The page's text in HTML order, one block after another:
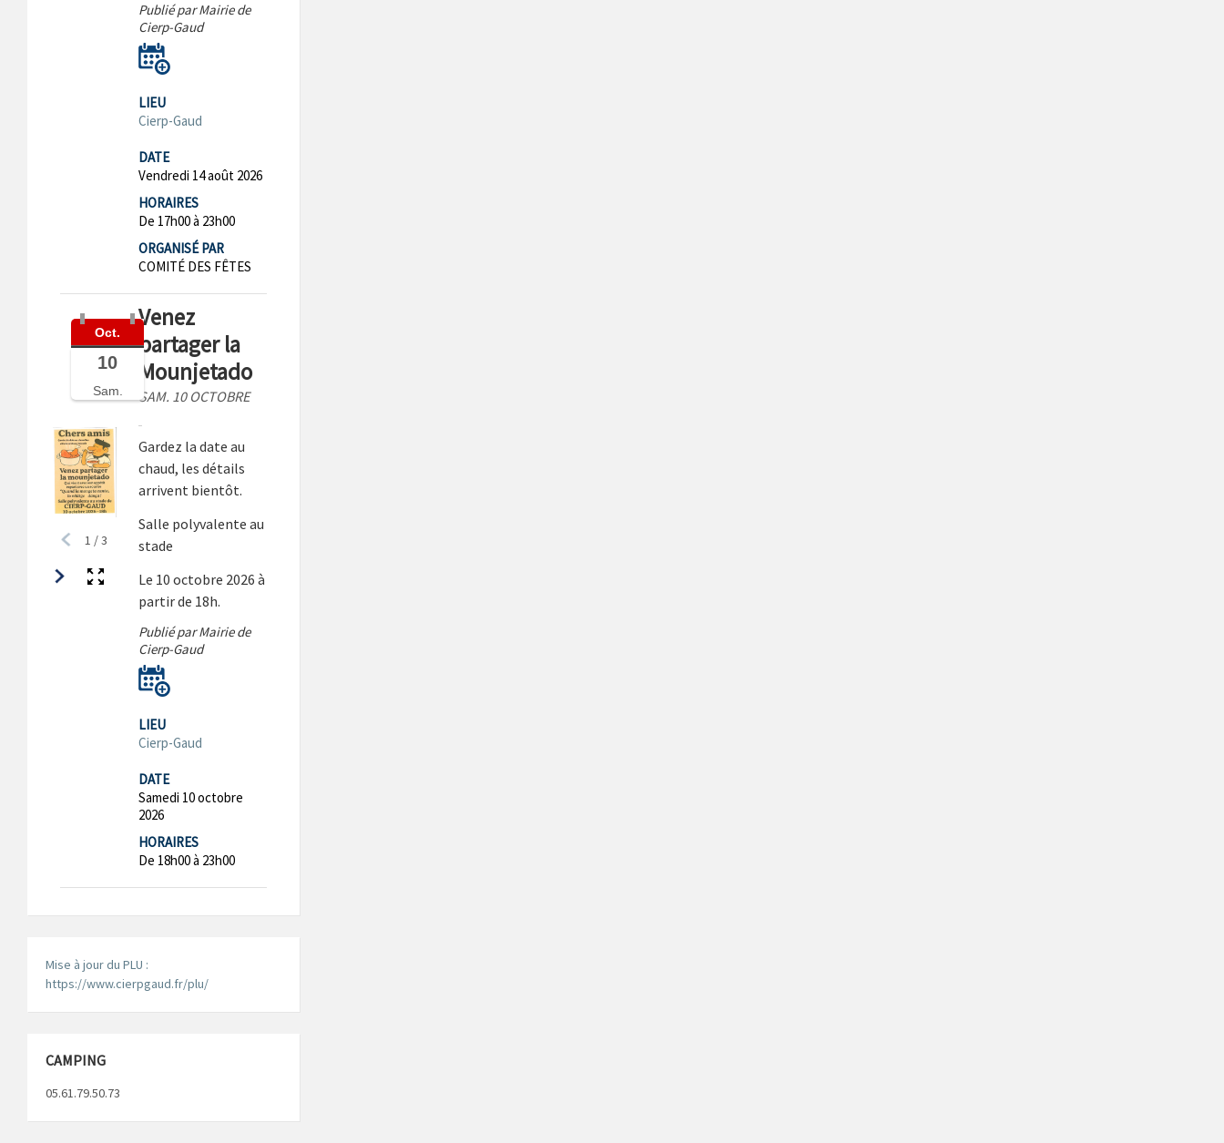
Publié par Mairie de
Cierp-Gaud
LIEU
Cierp-Gaud
DATE
Vendredi 14 août 2026
HORAIRES
De 17h00 à 23h00
ORGANISÉ PAR
COMITÉ DES FÊTES
Oct.
10
Sam.
1 /3
Venez
partager la
Mounjetado
SAM. 10 OCTOBRE
Gardez la date au
chaud, les détails
arrivent bientôt.
Salle polyvalente au
stade
Le 10 octobre 2026 à
partir de 18h.
Publié par Mairie de
Cierp-Gaud
LIEU
Cierp-Gaud
DATE
Samedi 10 octobre
2026
HORAIRES
De 18h00 à 23h00
Mise à jour du PLU :
https://www.cierpgaud.fr/plu/
CAMPING
05.61.79.50.73